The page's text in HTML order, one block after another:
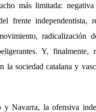
más limitada:
frente independentista,
radicalización
Y, finalmente,
la sociedad catalana y
Navarra, la ofensiva